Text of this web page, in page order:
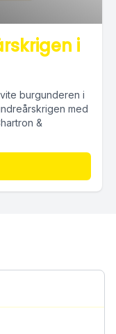
i
burgunderen i
med
&